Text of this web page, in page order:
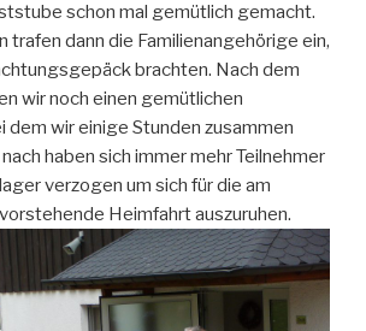
schon mal gemütlich gemacht.
trafen dann die Familienangehörige ein,
brachten. Nach dem
wir noch einen gemütlichen
dem wir einige Stunden zusammen
haben sich immer mehr Teilnehmer
verzogen um sich für die am
Heimfahrt auszuruhen.